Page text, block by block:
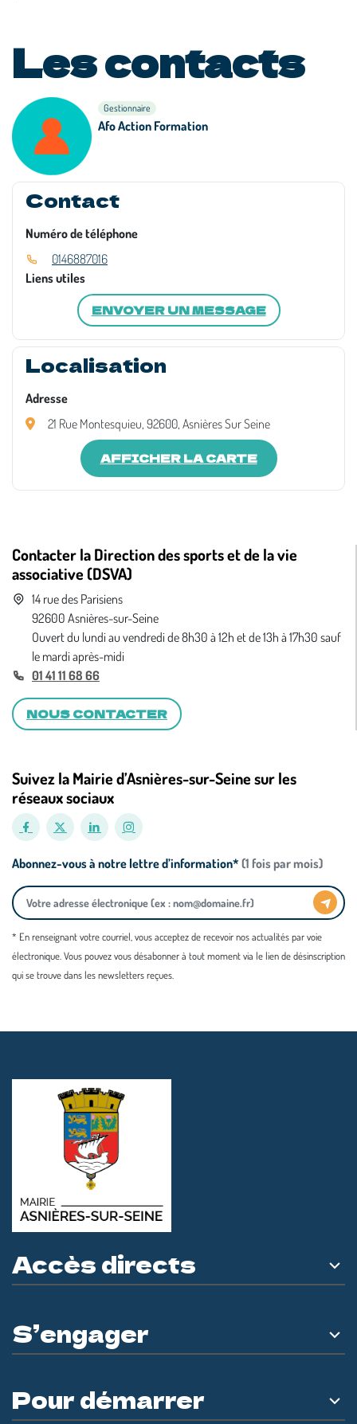
Les contacts
Gestionnaire
Afo Action Formation
Contact
Numéro de téléphone
0146887016
Liens utiles
ENVOYER UN MESSAGE
Localisation
Adresse
21 Rue Montesquieu, 92600, Asnières Sur Seine
AFFICHER LA CARTE
Contacter la Direction des sports et de la vie
associative (DSVA)
14 rue des Parisiens
92600 Asnières-sur-Seine
Ouvert du lundi au vendredi de 8h30 à 12h et de 13h à 17h30 sauf
le mardi après-midi
01 41 11 68 66
NOUS CONTACTER
Suivez la Mairie d’Asnières-sur-Seine sur les
réseaux sociaux
Abonnez-vous à notre lettre d’information* (1 fois par mois)
* En renseignant votre courriel, vous acceptez de recevoir nos actualités par voie
électronique. Vous pouvez vous désabonner à tout moment via le lien de désinscription
qui se trouve dans les newsletters reçues.
Accès directs
S’engager
Pour démarrer